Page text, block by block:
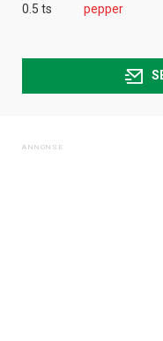
0.5 ts
pepper